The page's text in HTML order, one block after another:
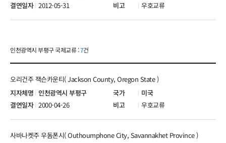
2012-05-31 우호교류
인천광역시 부평구 국제교류 :7건
인천광역시 부평구 미국
오리건주 잭슨카운티( Jackson County, Oregon State )
2000-04-26 우호교류
사바나켓주 우돔폰시( Outhoumphone City, Savannakhet Province )